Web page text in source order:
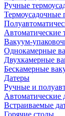
Ручные
Термоусадочные
Автоматические
Вакуум-
Однокамерные
Двухкамерные
Бескамерные
Датеры
Ручные и
Автоматические
Встраиваемые
Горячие столы